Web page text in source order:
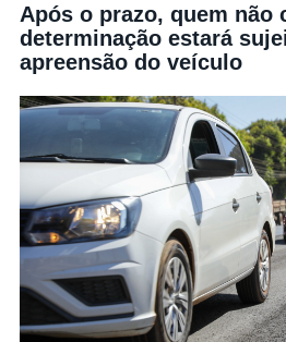
Após o prazo, quem não
determinação estará
apreensão do veículo